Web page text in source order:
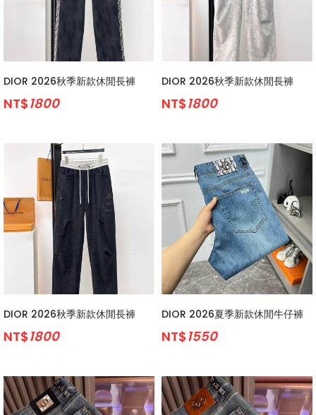
DIOR 2026秋季新款休閒長褲
NT$1800
DIOR 2026秋季新款休閒長褲
NT$1800
DIOR 2026秋季新款休閒長褲
NT$1800
DIOR 2026夏季新款休閒牛仔褲
NT$1550